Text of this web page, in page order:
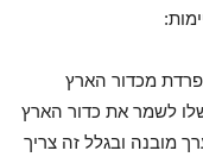
מכדור הארץ
לשמר את כדור הארץ
מובנה ובגלל זה צריך